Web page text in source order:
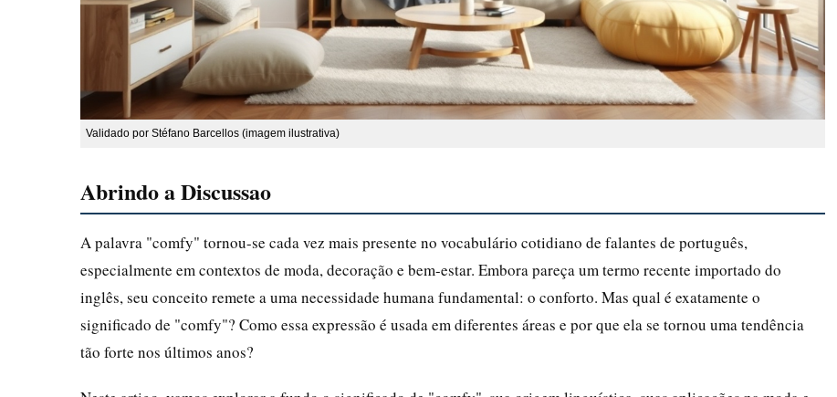
Validado por Stéfano Barcellos (imagem ilustrativa)
Abrindo a Discussao
A palavra "comfy" tornou-se cada vez mais presente no vocabulário cotidiano de falantes de português,
especialmente em contextos de moda, decoração e bem-estar. Embora pareça um termo recente importado do
inglês, seu conceito remete a uma necessidade humana fundamental: o conforto. Mas qual é exatamente o
significado de "comfy"? Como essa expressão é usada em diferentes áreas e por que ela se tornou uma tendência
tão forte nos últimos anos?